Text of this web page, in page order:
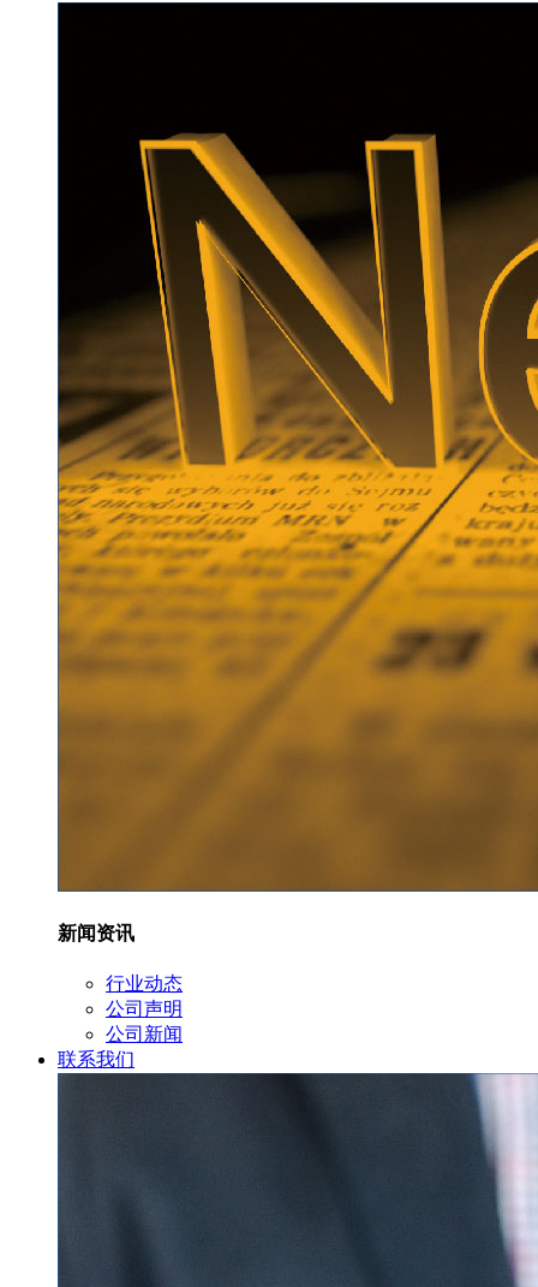
新闻资讯
行业动态
公司声明
公司新闻
联系我们